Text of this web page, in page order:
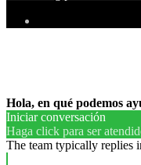
Hola, en qué podemos
Iniciar conversación
Haga click para ser
The team typically replies